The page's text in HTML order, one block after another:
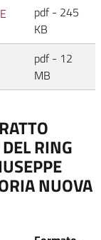
pdf - 245
KB
pdf - 12
MB
RING
NUOVA